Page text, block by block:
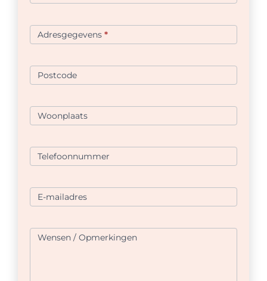
Adresgegevens *
Postcode
Woonplaats
Telefoonnummer
E-mailadres
Wensen / Opmerkingen